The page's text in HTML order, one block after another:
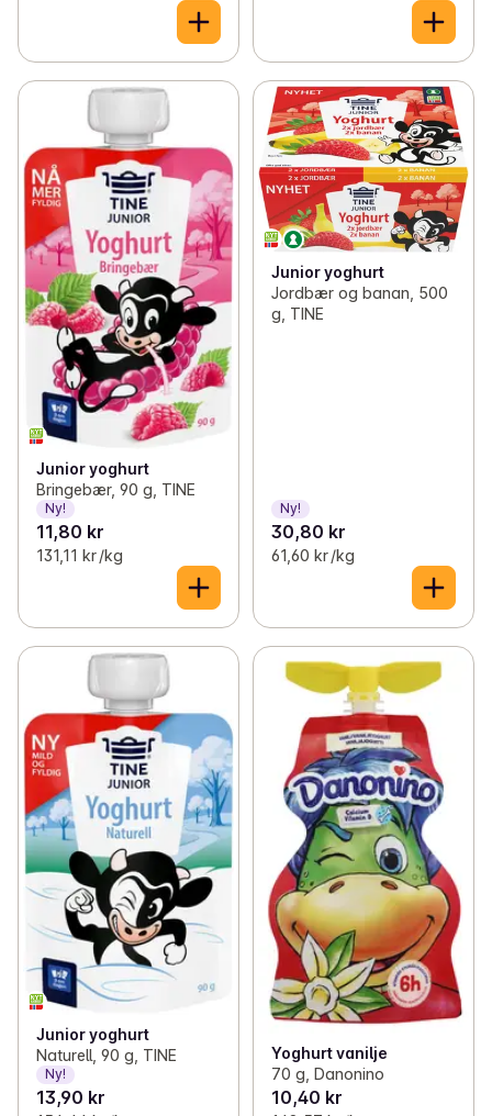
Junior yoghurt
Bringebær, 90 g, TINE
Ny!
11,80 kr
131,11 kr /kg
Junior yoghurt
Jordbær og banan, 500
g, TINE
Ny!
30,80 kr
61,60 kr /kg
Junior yoghurt
Naturell, 90 g, TINE
Ny!
13,90 kr
Yoghurt vanilje
70 g, Danonino
10,40 kr